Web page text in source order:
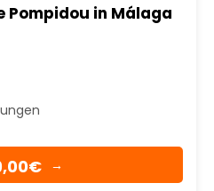
Pompidou in Málaga
→